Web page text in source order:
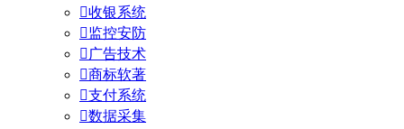
收银系统
监控安防
 广告技术
商标软著
支付系统
数据采集